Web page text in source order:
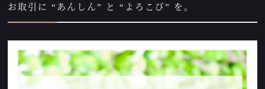
お取引に “あんしん” と “よろこび” を。